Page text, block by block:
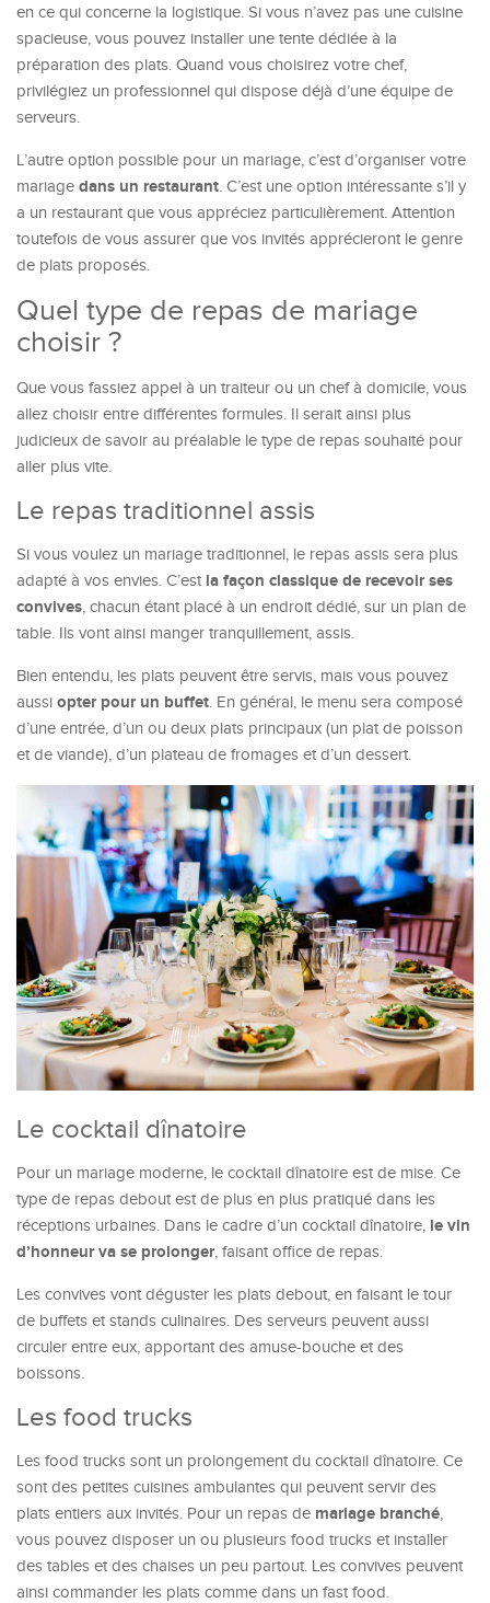
en ce qui concerne la logistique. Si vous n’avez pas une cuisine
spacieuse, vous pouvez installer une tente dédiée à la
préparation des plats. Quand vous choisirez votre chef,
privilégiez un professionnel qui dispose déjà d’une équipe de
serveurs.
L’autre option possible pour un mariage, c’est d’organiser votre
mariage dans un restaurant. C’est une option intéressante s’il y
a un restaurant que vous appréciez particulièrement. Attention
toutefois de vous assurer que vos invités apprécieront le genre
de plats proposés.
Quel type de repas de mariage
choisir ?
Que vous fassiez appel à un traiteur ou un chef à domicile, vous
allez choisir entre différentes formules. Il serait ainsi plus
judicieux de savoir au préalable le type de repas souhaité pour
aller plus vite.
Le repas traditionnel assis
Si vous voulez un mariage traditionnel, le repas assis sera plus
adapté à vos envies. C’est la façon classique de recevoir ses
convives, chacun étant placé à un endroit dédié, sur un plan de
table. Ils vont ainsi manger tranquillement, assis.
Bien entendu, les plats peuvent être servis, mais vous pouvez
aussi opter pour un buffet. En général, le menu sera composé
d’une entrée, d’un ou deux plats principaux (un plat de poisson
et de viande), d’un plateau de fromages et d’un dessert.
Le cocktail dînatoire
Pour un mariage moderne, le cocktail dînatoire est de mise. Ce
type de repas debout est de plus en plus pratiqué dans les
réceptions urbaines. Dans le cadre d’un cocktail dînatoire, le vin
d’honneur va se prolonger, faisant office de repas.
Les convives vont déguster les plats debout, en faisant le tour
de buffets et stands culinaires. Des serveurs peuvent aussi
circuler entre eux, apportant des amuse-bouche et des
boissons.
Les food trucks
Les food trucks sont un prolongement du cocktail dînatoire. Ce
sont des petites cuisines ambulantes qui peuvent servir des
plats entiers aux invités. Pour un repas de mariage branché,
vous pouvez disposer un ou plusieurs food trucks et installer
des tables et des chaises un peu partout. Les convives peuvent
ainsi commander les plats comme dans un fast food.